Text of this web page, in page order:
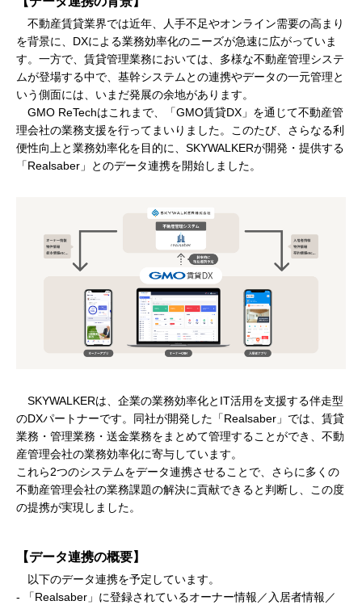
不動産賃貸業界では近年、人手不足やオンライン需要の高まり
を背景に、DXによる業務効率化のニーズが急速に広がっていま
す。一方で、賃貸管理業務においては、多様な不動産管理システ
ムが登場する中で、基幹システムとの連携やデータの一元管理と
いう側面には、いまだ発展の余地があります。
GMO ReTechはこれまで、「GMO賃貸DX」を通じて不動産管
理会社の業務支援を行ってまいりました。このたび、さらなる利
便性向上と業務効率化を目的に、SKYWALKERが開発・提供する
「Realsaber」とのデータ連携を開始しました。
SKYWALKERは、企業の業務効率化とIT活用を支援する伴走型
のDXパートナーです。同社が開発した「Realsaber」では、賃貸
業務・管理業務・送金業務をまとめて管理することができ、不動
産管理会社の業務効率化に寄与しています。
これら2つのシステムをデータ連携させることで、さらに多くの
不動産管理会社の業務課題の解決に貢献できると判断し、この度
の提携が実現しました。
【データ連携の概要】
以下のデータ連携を予定しています。
- 「Realsaber」に登録されているオーナー情報／入居者情報／